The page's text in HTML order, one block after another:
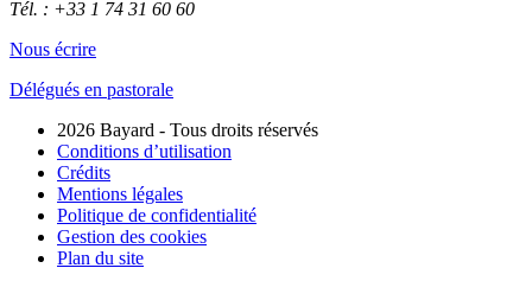
Tél. : +33 1 74 31 60 60
Nous écrire
Délégués en pastorale
2026 Bayard - Tous droits réservés
Conditions d’utilisation
Crédits
Mentions légales
Politique de confidentialité
Gestion des cookies
Plan du site